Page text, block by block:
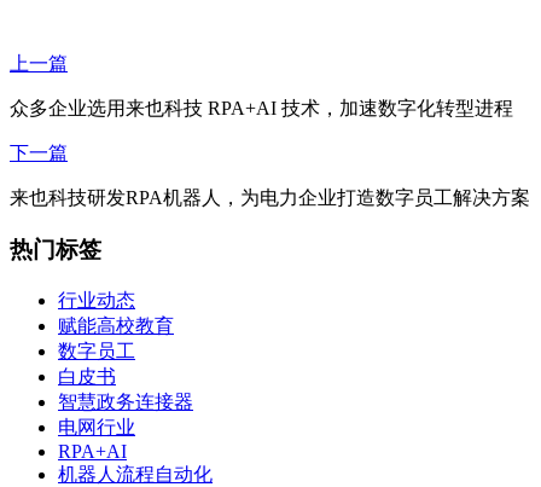
上一篇
众多企业选用来也科技 RPA+AI 技术，加速数字化转型进程
下一篇
来也科技研发RPA机器人，为电力企业打造数字员工解决方案
热门标签
行业动态
赋能高校教育
数字员工
白皮书
智慧政务连接器
电网行业
RPA+AI
机器人流程自动化